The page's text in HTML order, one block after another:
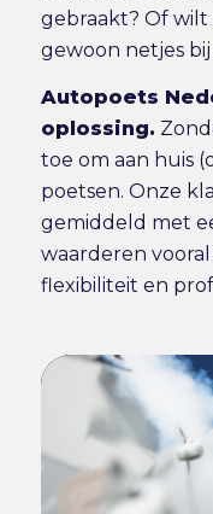
gebraakt? Of
gewoon netjes bij
Autopoets
oplossing.
toe om aan huis
poetsen. Onze
gemiddeld met
waarderen
flexibiliteit en